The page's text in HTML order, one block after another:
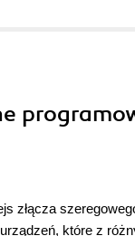
złącza
które z